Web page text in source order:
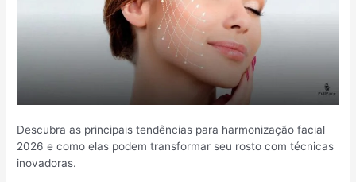
Descubra as principais tendências para harmonização facial
2026 e como elas podem transformar seu rosto com técnicas
inovadoras.